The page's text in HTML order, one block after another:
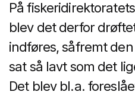
På
blev det derfor
indføres, såfremt
sat så lavt som det
Det blev bl.a.